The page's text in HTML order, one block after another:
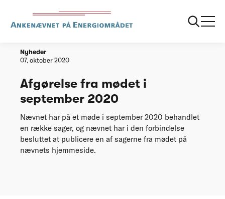
Afgørelse fra mødet i september 2020
Nyheder
07. oktober 2020
Afgørelse fra mødet i
september 2020
Nævnet har på et møde i september 2020 behandlet
en række sager, og nævnet har i den forbindelse
besluttet at publicere en af sagerne fra mødet på
nævnets hjemmeside.